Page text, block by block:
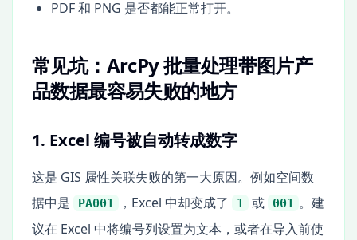
PDF 和 PNG 是否都能正常打开。
常见坑：ArcPy 批量处理带图片产
品数据最容易失败的地方
1. Excel 编号被自动转成数字
这是 GIS 属性关联失败的第一大原因。例如空间数
据中是
PA001 ，Excel 中却变成了 1 或 001 。建
议在 Excel 中将编号列设置为文本，或者在导入前使